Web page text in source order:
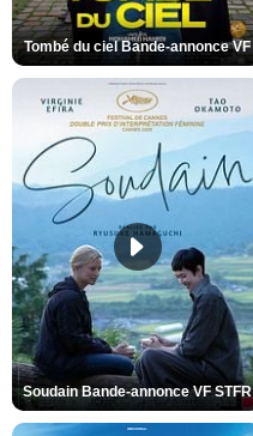
Tombé du ciel Bande-annonce VF
Soudain Bande-annonce VF STFR